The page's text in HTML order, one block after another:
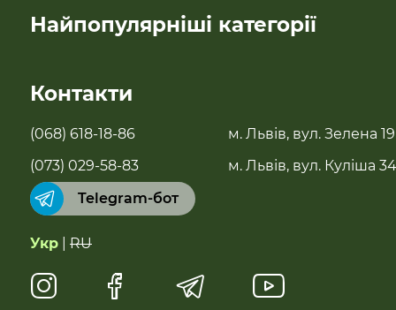
Найпопулярніші категорії
Бестселери
Суперфуди та добавки
Напої
Натуральні солодощі
Контакти
(068) 618-18-86
(073) 029-58-83
Telegram-бот
м. Львів, вул. Зелена 19
м. Львів, вул. Куліша 34
Укр RU